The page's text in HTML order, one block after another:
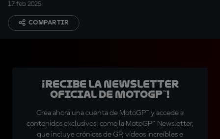
17 feb 2025
COMPARTIR
¡Recibe la Newsletter
oficial de MotoGP™!
Crea ahora una cuenta de MotoGP™ y accede a
contenidos exclusivos, como la MotoGP™ Newsletter,
que incluye crónicas de GP, vídeos increíbles e